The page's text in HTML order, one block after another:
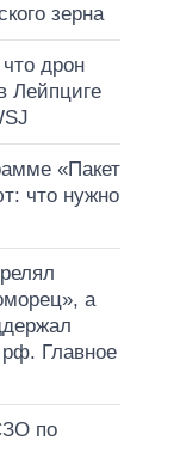
зерна
дрон
Лейпциге
«Пакет
что нужно
а
рф. Главное
по